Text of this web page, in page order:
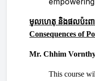
មូលហេតុ និងផលប៉ះពា
Consequences of
Mr. Chhim
This course